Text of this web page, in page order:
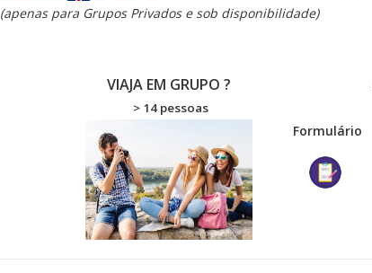
(apenas para Grupos Privados e sob disponibilidade)
VIAJA EM GRUPO ?
> 14 pessoas
Formulário